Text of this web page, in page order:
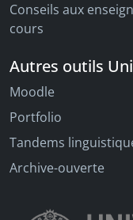
Conseils aux
cours
Autres outils
Moodle
Portfolio
Tandems
Archive-ouverte